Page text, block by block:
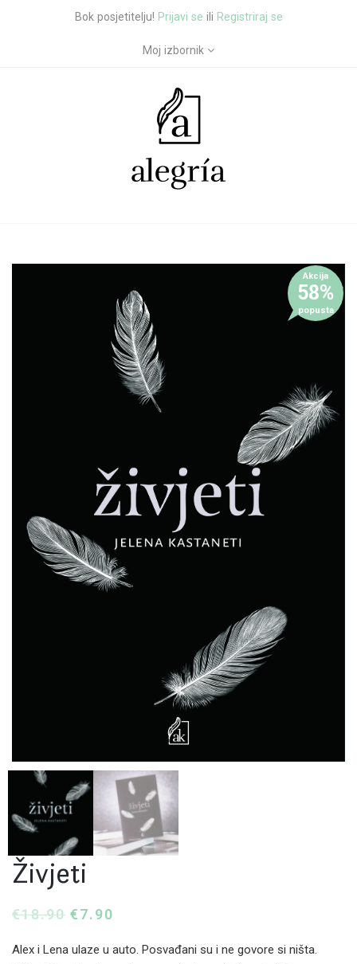
Bok posjetitelju! Prijavi se ili Registriraj se
Moj izbornik
Akcija
58%
popusta
Živjeti
€18.90 €7.90
Alex i Lena ulaze u auto. Posvađani su i ne govore si ništa.